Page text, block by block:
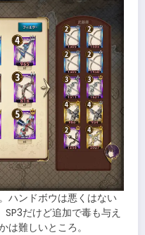
ハンドボウは悪くはない
だけど追加で毒も与え
は難しいところ。